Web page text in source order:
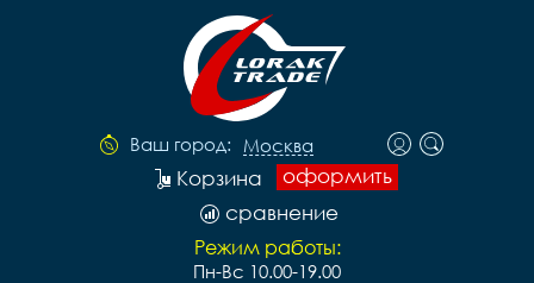
Ваш город: Москва
оформить
Корзина
сравнение
Режим работы:
Пн-Вс 10.00-19.00